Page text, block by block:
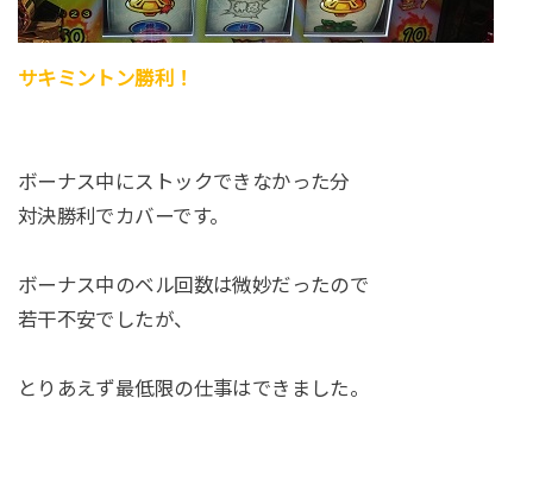
サキミントン勝利！
ボーナス中にストックできなかった分
対決勝利でカバーです。
ボーナス中のベル回数は微妙だったので
若干不安でしたが、
とりあえず最低限の仕事はできました。